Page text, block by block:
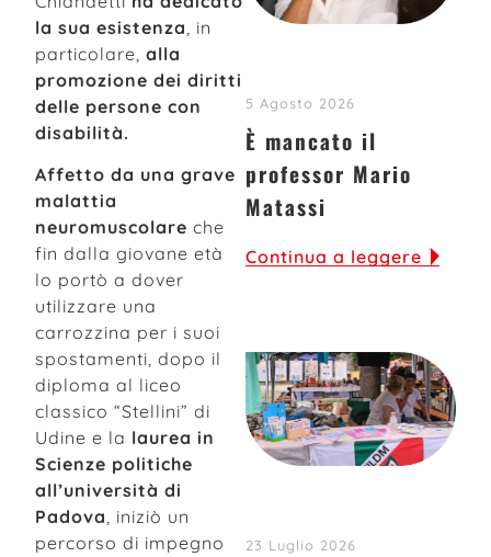
la sua esistenza , in
particolare, alla
promozione dei diritti
delle persone con
disabilità.
Affetto da una grave
malattia
neuromuscolare che
fin dalla giovane età
lo portò a dover
utilizzare una
carrozzina per i suoi
spostamenti, dopo il
diploma al liceo
classico “Stellini” di
Udine e la laurea in
Scienze politiche
all’università di
Padova, iniziò un
percorso di impegno
5 Agosto 2026
È mancato il
professor Mario
Matassi
Continua a leggere
23 Luglio 2026